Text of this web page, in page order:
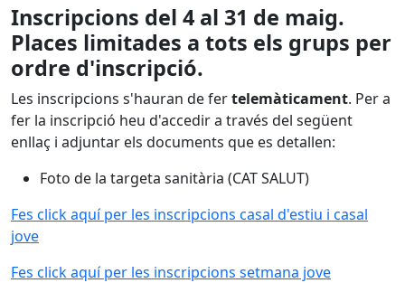
Inscripcions del 4 al 31 de maig.
Places limitades a tots els grups per
ordre d'inscripció.
Les inscripcions s'hauran de fertelemàticament. Per a
fer la inscripció heu d'accedir a través del següent
enllaç i adjuntar els documents que es detallen:
Foto de la targeta sanitària (CAT SALUT)
Fes click aquí per les inscripcions casal d'estiu i casal
jove
Fes click aquí per les inscripcions setmana jove